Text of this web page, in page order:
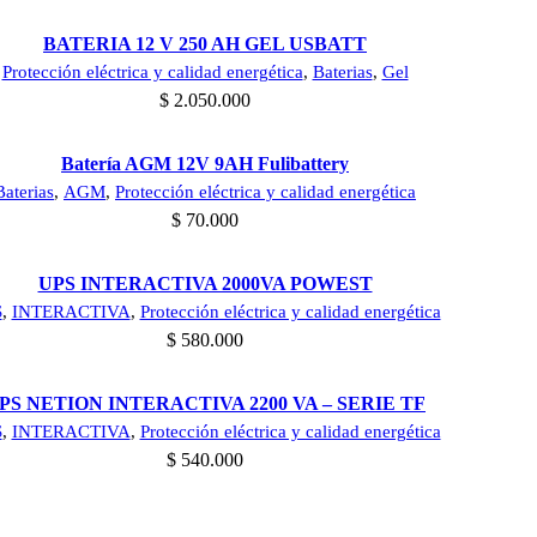
BATERIA 12 V 250 AH GEL USBATT
Protección eléctrica y calidad energética, Baterias, Gel
$ 2.050.000
Batería AGM 12V 9AH Fulibattery
, AGM, Protección eléctrica y calidad energética
$ 70.000
UPS INTERACTIVA 2000VA POWEST
, INTERACTIVA, Protección eléctrica y calidad energética
$ 580.000
NETION INTERACTIVA 2200 VA – SERIE TF
, INTERACTIVA, Protección eléctrica y calidad energética
$ 540.000